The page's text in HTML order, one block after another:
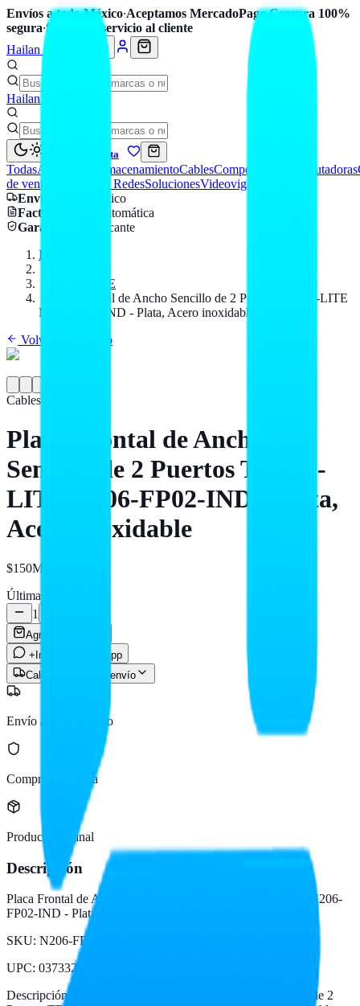
Envíos a todo México·Aceptamos MercadoPago·Compra 100%
segura·Soporte y servicio al cliente
Hailan Store
Hailan Store
Mi cuenta
TodasAccesorios AlmacenamientoCablesComponentes Computadoras
de venta
Seguridad y RedesSolucionesVideovigilancia
Envío
a todo México
Factura CFDI
automática
Garantía
de fabricante
Inicio
TRIPP-LITE
Placa Frontal de Ancho Sencillo de 2 Puertos TRIPP-LITE
N206-FP02-IND - Plata, Acero inoxidable
Volver al catálogo
Cables
Placa Frontal de Ancho
Sencillo de 2 Puertos TRIPP-
LITE N206-FP02-IND - Plata,
Acero inoxidable
$150MXN
Últimas
1
Agregar al carrito
+Info por WhatsApp
Calcular costo de envío
Envío a todo México
Compra protegida
Producto original
Descripción
Placa Frontal de Ancho Sencillo de 2 Puertos TRIPP-LITE N206-
FP02-IND - Plata, Acero inoxidable
SKU: N206-FP02-IND
UPC: 037332206268
Descripción del fabricante:
Placa Frontal de Ancho Sencillo de 2